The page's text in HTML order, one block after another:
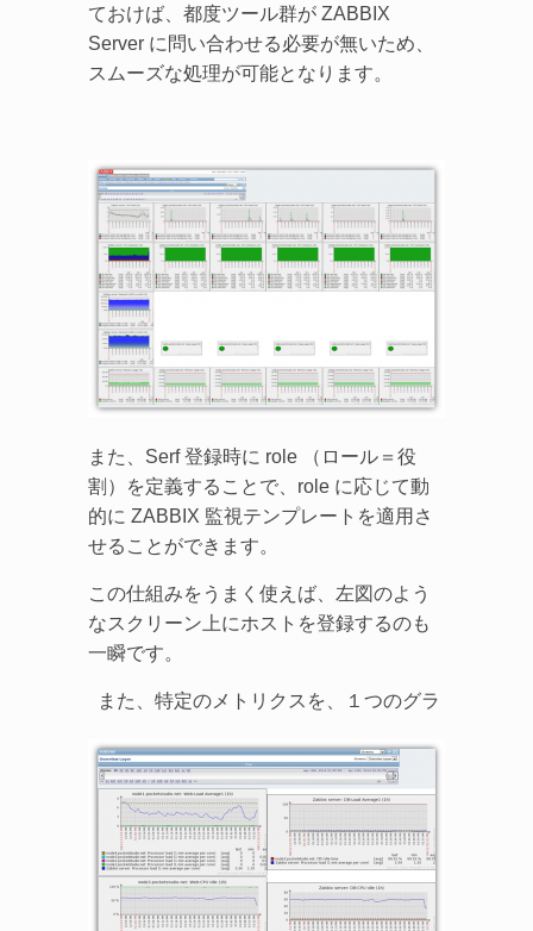
ておけば、都度ツール群が ZABBIX
Server に問い合わせる必要が無いため、
スムーズな処理が可能となります。
また、Serf 登録時に role （ロール＝役
割）を定義することで、role に応じて動
的に ZABBIX 監視テンプレートを適用さ
せることができます。
この仕組みをうまく使えば、左図のよう
なスクリーン上にホストを登録するのも
一瞬です。
また、特定のメトリクスを、１つのグラ